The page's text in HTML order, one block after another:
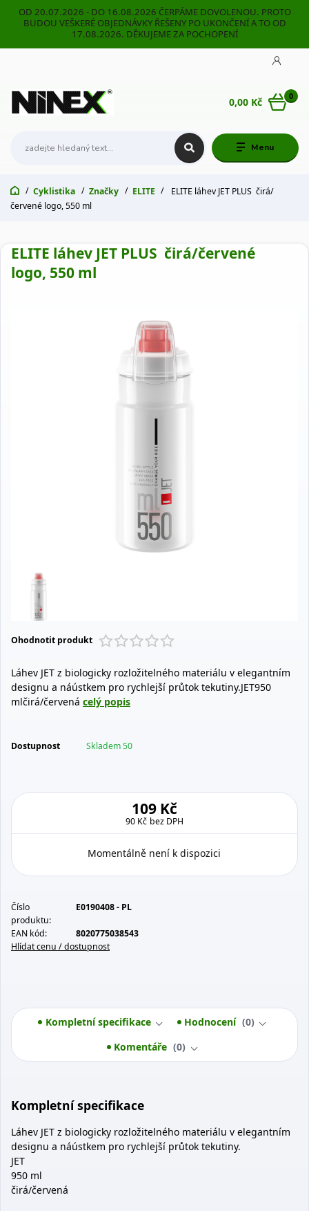
OD 20.07.2026 - DO 16.08.2026 ČERPÁME DOVOLENOU. PROTO
BUDOU VEŠKERÉ OBJEDNÁVKY ŘEŠENY PO UKONČENÍ A TO OD
17.08.2026. DĚKUJEME ZA POCHOPENÍ
Menu
0
0,00 Kč
Cyklistika Značky ELITE
ELITE láhev JET PLUS čirá/
červené logo, 550 ml
ELITE láhev JET PLUS čirá/červené
logo, 550 ml
Ohodnotit produkt
Láhev JET z biologicky rozložitelného materiálu v elegantním
designu a náústkem pro rychlejší průtok tekutiny.JET950
mlčirá/červená celý popis
Dostupnost Skladem 50
109 Kč
90 Kč bez DPH
Momentálně není k dispozici
Číslo
produktu:
E0190408 - PL
EAN kód:
8020775038543
Hlídat cenu / dostupnost
Kompletní specifikace Hodnocení
0
Komentáře
0
Kompletní specifikace
Láhev JET z biologicky rozložitelného materiálu v elegantním
designu a náústkem pro rychlejší průtok tekutiny.
JET
950 ml
čirá/červená